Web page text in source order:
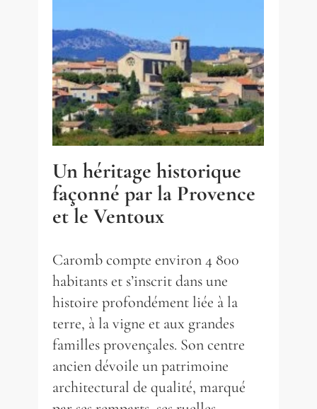
Un héritage historique
façonné par la Provence
et le Ventoux
Caromb compte environ 4 800
habitants et s’inscrit dans une
histoire profondément liée à la
terre, à la vigne et aux grandes
familles provençales. Son centre
ancien dévoile un patrimoine
architectural de qualité, marqué